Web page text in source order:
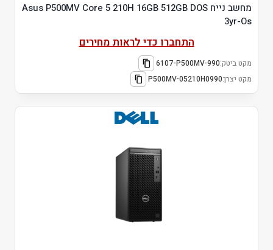
מחשב נייח Asus P500MV Core 5 210H 16GB 512GB DOS
3yr-Os
התחברו כדי לראות מחירים
מקט ביטק:6107-P500MV-990
מקט יצרן:P500MV-05210H0990